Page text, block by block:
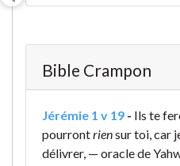
Bible Crampon
Jérémie 1 v 19 - Ils te
pourrontriensur toi, car
délivrer, — oracle de